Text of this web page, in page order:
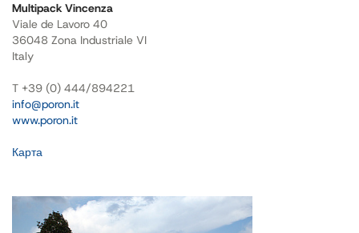
Multipack Vincenza
Viale de Lavoro 40
36048 Zona Industriale VI
Italy
T +39 (0) 444/894221
info@poron.it
www.poron.it
Карта